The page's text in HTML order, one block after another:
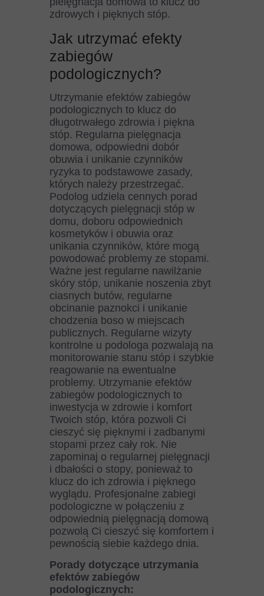
zdrowych i pięknych stóp.
Jak utrzymać efekty
zabiegów
podologicznych?
Utrzymanie efektów zabiegów
podologicznych to klucz do
długotrwałego zdrowia i piękna
stóp. Regularna pielęgnacja
domowa, odpowiedni dobór
obuwia i unikanie czynników
ryzyka to podstawowe zasady,
których należy przestrzegać.
Podolog udziela cennych porad
dotyczących pielęgnacji stóp w
domu, doboru odpowiednich
kosmetyków i obuwia oraz
unikania czynników, które mogą
powodować problemy ze stopami.
Ważne jest regularne nawilżanie
skóry stóp, unikanie noszenia zbyt
ciasnych butów, regularne
obcinanie paznokci i unikanie
chodzenia boso w miejscach
publicznych. Regularne wizyty
kontrolne u podologa pozwalają na
monitorowanie stanu stóp i szybkie
reagowanie na ewentualne
problemy. Utrzymanie efektów
zabiegów podologicznych to
inwestycja w zdrowie i komfort
Twoich stóp, która pozwoli Ci
cieszyć się pięknymi i zadbanymi
stopami przez cały rok. Nie
zapominaj o regularnej pielęgnacji
i dbałości o stopy, ponieważ to
klucz do ich zdrowia i pięknego
wyglądu. Profesjonalne zabiegi
podologiczne w połączeniu z
odpowiednią pielęgnacją domową
pozwolą Ci cieszyć się komfortem i
pewnością siebie każdego dnia.
Porady dotyczące utrzymania
efektów zabiegów
podologicznych: